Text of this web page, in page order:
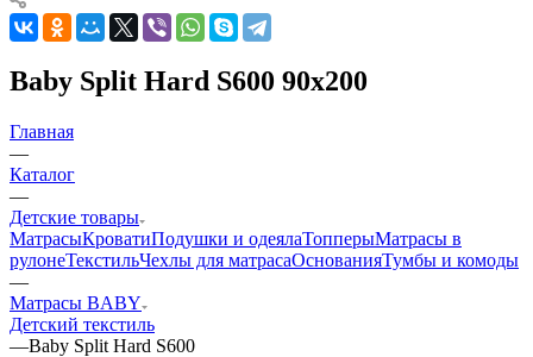
Baby Split Hard S600 90x200
Главная
—
Каталог
—
Детские товары
МатрасыКроватиПодушки и одеялаТопперыМатрасы в
рулонеТекстильЧехлы для матрасаОснованияТумбы и комоды
—
Матрасы BABY
Детский текстиль
—Baby Split Hard S600